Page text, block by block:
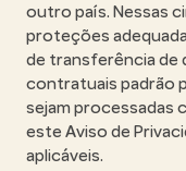
outro país. Nessas
proteções
de transferência de
contratuais padrão
sejam processadas
este Aviso de
aplicáveis.